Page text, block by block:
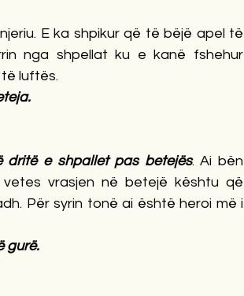
E ka shpikur që të bëjë apel të
nga shpellat ku e kanë fshehur
luftës.
dritë e shpallet pas betejës. Ai bën
vetes vrasjen në betejë kështu që
Për syrin tonë ai është heroi më i
gurë.